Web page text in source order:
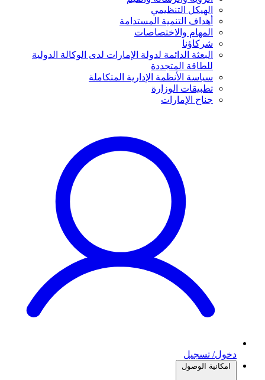
الهيكل التنظيمي
أهداف التنمية المستدامة
المهام والاختصاصات
شركاؤنا
البعثة الدائمة لدولة الإمارات لدى الوكالة الدولية
للطاقة المتجددة
سياسة الأنظمة الإدارية المتكاملة
تطبيقات الوزارة
جناح الإمارات
دخول/ تسجيل
امكانية الوصول